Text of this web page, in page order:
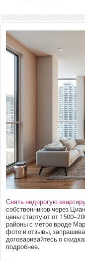
Снять недорогую
собственников через
цены стартуют от
районы с метро вроде
фото и отзывы,
договаривайтесь о
подробнее.